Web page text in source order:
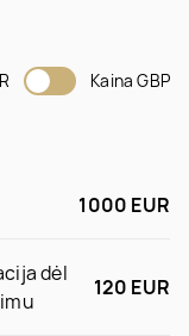
Kaina GBP
1000 EUR
dėl
120 EUR